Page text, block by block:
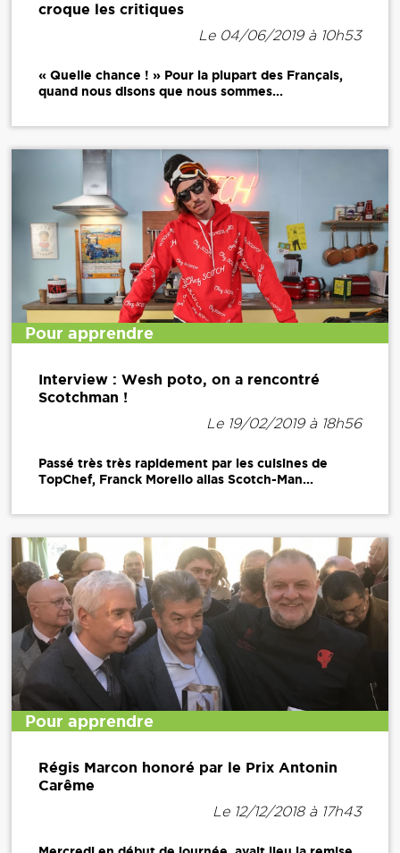
croque les critiques
Le 04/06/2019 à 10h53
« Quelle chance ! » Pour la plupart des Français,
quand nous disons que nous sommes...
Pour apprendre
Interview : Wesh poto, on a rencontré
Scotchman !
Le 19/02/2019 à 18h56
Passé très très rapidement par les cuisines de
TopChef, Franck Morello alias Scotch-Man...
Pour apprendre
Régis Marcon honoré par le Prix Antonin
Carême
Le 12/12/2018 à 17h43